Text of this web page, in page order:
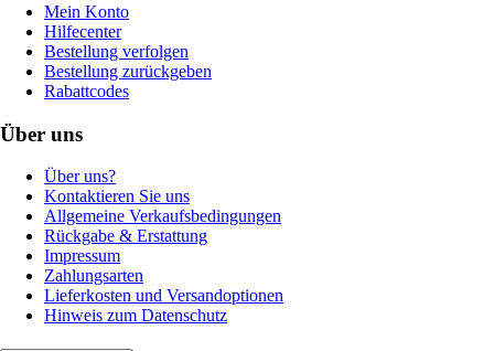
Mein Konto
Hilfecenter
Bestellung verfolgen
Bestellung zurückgeben
Rabattcodes
Über uns
Über uns?
Kontaktieren Sie uns
Allgemeine Verkaufsbedingungen
Rückgabe & Erstattung
Impressum
Zahlungsarten
Lieferkosten und Versandoptionen
Hinweis zum Datenschutz